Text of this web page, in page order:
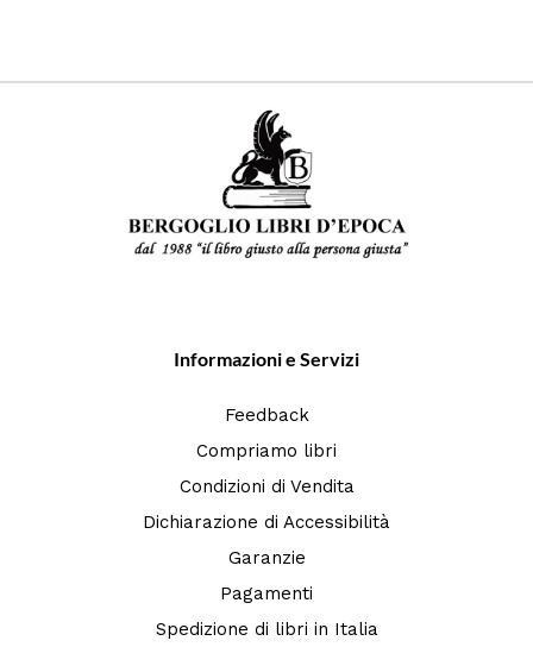
Informazioni e Servizi
Feedback
Compriamo libri
Condizioni di Vendita
Dichiarazione di Accessibilità
Garanzie
Pagamenti
Spedizione di libri in Italia